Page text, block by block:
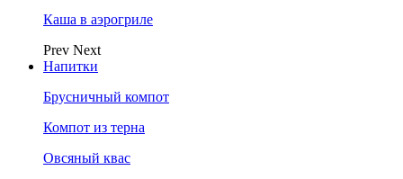
Каша в аэрогриле
Prev Next
Напитки
Брусничный компот
Компот из терна
Овсяный квас